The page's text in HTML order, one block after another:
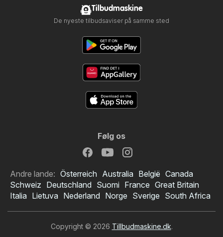
Tilbudmaskine
De nyeste tilbudsaviser på samme sted
Følg os
Andre lande: Österreich Australia België Canada
Schweiz Deutschland Suomi France Great Britain
Italia Lietuva Nederland Norge Sverige South Africa
Copyright © 2026 Tillbudmaskine.dk.